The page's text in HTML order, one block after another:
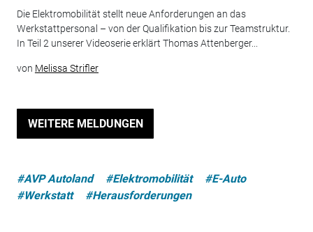
Die Elektromobilität stellt neue Anforderungen an das
Werkstattpersonal – von der Qualifikation bis zur Teamstruktur.
In Teil 2 unserer Videoserie erklärt Thomas Attenberger...
von Melissa Strifler
WEITERE MELDUNGEN
#AVP Autoland #Elektromobilität
#E-Auto
#Werkstatt
#Herausforderungen